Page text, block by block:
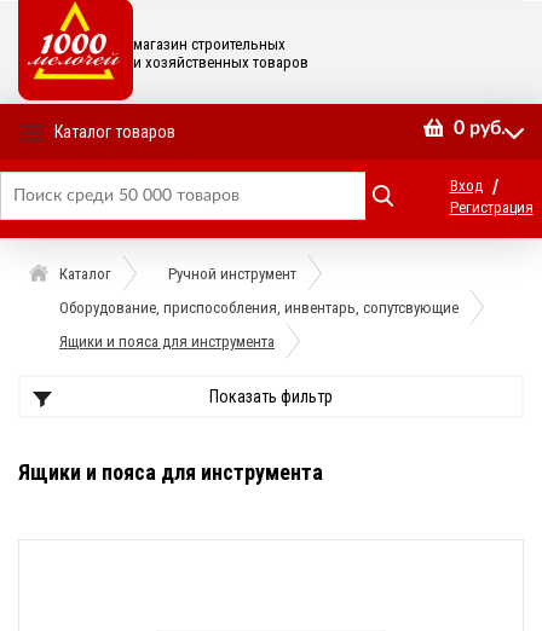
магазин строительных
и хозяйственных товаров
Каталог товаров 0 руб.
Вход /
Регистрация
Каталог
Ручной инструмент
Оборудование, приспособления, инвентарь, сопутсвующие
Ящики и пояса для инструмента
Показать фильтр
Ящики и пояса для инструмента